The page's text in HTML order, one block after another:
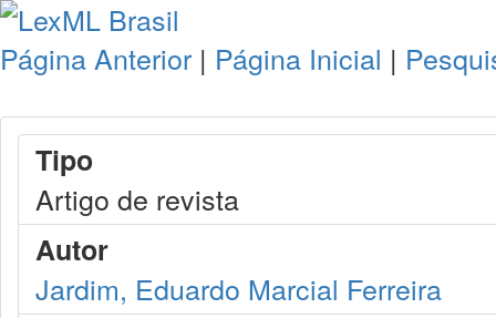
Página Anterior | Página Inicial |
Tipo
Artigo de revista
Autor
Jardim, Eduardo Marcial Ferreira